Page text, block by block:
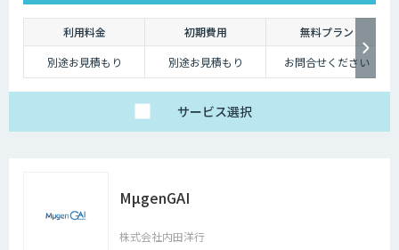
利用料金 初期費用
無料プラン
別途お見積もり
別途お見積もり お問合せください
サービス選択
MµgenGAI
株式会社内田洋行